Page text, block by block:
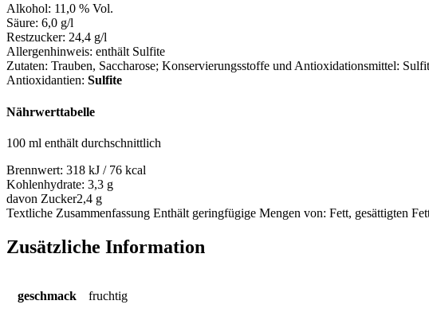
Alkohol: 11,0 % Vol.
Säure: 6,0 g/l
Restzucker: 24,4 g/l
Allergenhinweis: enthält Sulfite
Zutaten: Trauben, Saccharose; Konservierungsstoffe und Antioxidationsmittel:
Antioxidantien: Sulfite
Nährwerttabelle
100 ml enthält durchschnittlich
Brennwert: 318 kJ / 76 kcal
Kohlenhydrate: 3,3 g
davon Zucker2,4 g
Textliche Zusammenfassung Enthält geringfügige Mengen von: Fett, gesättigten
Zusätzliche Information
geschmack fruchtig